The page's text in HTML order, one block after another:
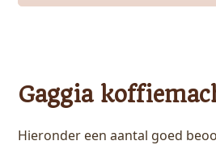
Gaggia
Hieronder een aantal goed